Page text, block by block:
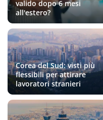
valido dopo 6 mesi
all'estero?
Corea del Sud: visti più
flessibili per attirare
lavoratori stranieri